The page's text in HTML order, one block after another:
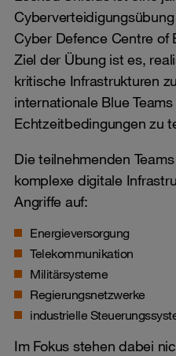
Cyber Defence Centre of
Ziel der Übung ist es,
kritische Infrastrukturen
internationale Blue
Echtzeitbedingungen zu
Die teilnehmenden
komplexe digitale
Angriffe auf:
Energieversorgung
Telekommunikation
Militärsysteme
Regierungsnetzwerke
industrielle
Im Fokus stehen dabei